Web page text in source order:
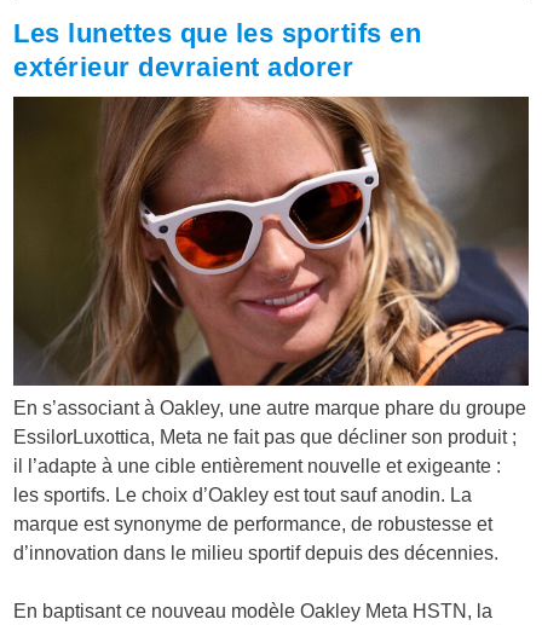
Les lunettes que les sportifs en
extérieur devraient adorer
En s’associant à Oakley, une autre marque phare du groupe
EssilorLuxottica, Meta ne fait pas que décliner son produit ;
il l’adapte à une cible entièrement nouvelle et exigeante :
les sportifs. Le choix d’Oakley est tout sauf anodin. La
marque est synonyme de performance, de robustesse et
d’innovation dans le milieu sportif depuis des décennies.
En baptisant ce nouveau modèle Oakley Meta HSTN, la